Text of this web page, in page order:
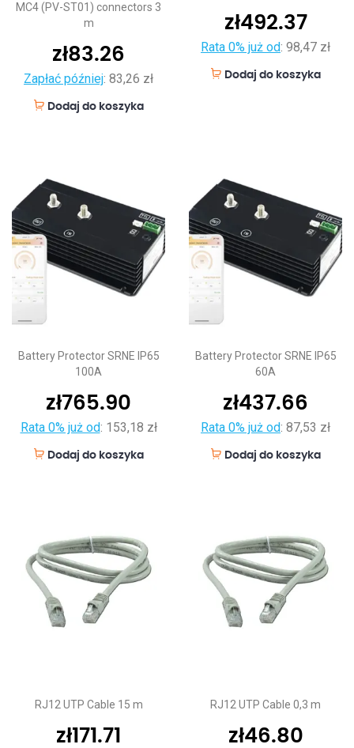
MC4 (PV-ST01) connectors 3
m
zł83.26
Zapłać później: 83,26 zł
Dodaj do koszyka
zł492.37
Rata 0% już od: 98,47 zł
Dodaj do koszyka
Battery Protector SRNE IP65
100A
zł765.90
Rata 0% już od: 153,18 zł
Dodaj do koszyka
Battery Protector SRNE IP65
60A
zł437.66
Rata 0% już od: 87,53 zł
Dodaj do koszyka
RJ12 UTP Cable 15 m
zł171.71
RJ12 UTP Cable 0,3 m
zł46.80